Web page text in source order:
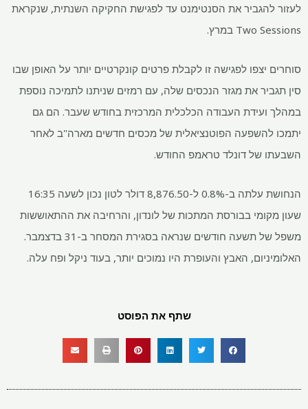
לעזור להגביר את הסנטימנט עד לפגישת החקיקה השנתית, שנקראת
Two Sessions במרץ.
סוחרים יצפו לפגישה זו לקבלת פרטים קונקרטיים יותר על האופן שבו
סין תגביר את מגזר הנכסים שלה, עם רמזים שניתנו לתמיכה נוספת
במהלך ועידת העבודה הכלכלית המרכזית בחודש שעבר. הם גם
יתמכו להשפעה הפוטנציאלית של מכסים חדשים מארה"ב לאחר
השבעתו של דונלד טראמפ החודש.
הנחושת עלתה ב-0.8% ל-8,876.50 דולר לטון נכון לשעה 16:35
שעון מקומי בבורסת המתכות של לונדון, והרחיבה את ההתאוששות
משפל של תשעה חודשים שנראה בסגירת המסחר ב-31 בדצמבר.
האלומיניום, האבץ והעופרת היו נמוכים יותר, בעוד ניקל ופח עלה.
שתף את הפוסט